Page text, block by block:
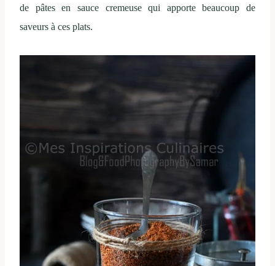
de pâtes en sauce cremeuse qui apporte beaucoup de
saveurs à ces plats.